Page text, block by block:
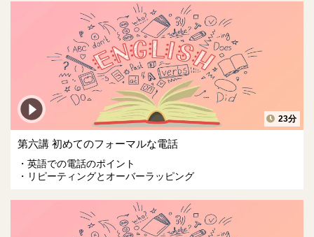
23分
第六講 初めてのフォーマルな電話
英語での電話のポイント
リピーティングとオーバーラッピング